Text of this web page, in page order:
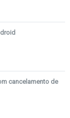
cancelamento de